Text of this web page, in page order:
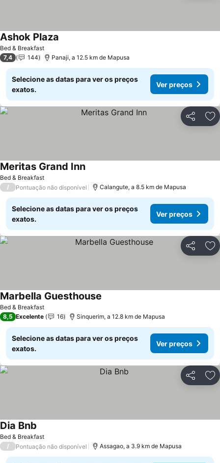
Bed & Breakfast
Ashok Plaza
7,4 144 Panaji, a 12.5 km de Mapusa
Selecione as datas para ver os preços
exatos.
Ver preços
Partilhar
Bed & Breakfast
Meritas Grand InnVer preços
/ Pontuação não disponível Calangute, a 8.5 km de Mapusa
Selecione as datas para ver os preços
exatos.
Ver preços
Partilhar
Bed & Breakfast
Marbella Guesthouse
8,5 Excelente 16 Sinquerim, a 12.8 km de Mapusa
Selecione as datas para ver os preços
exatos.
Ver preços
Partilhar
Bed & Breakfast
Dia Bnb
/ Pontuação não disponível Assagao, a 3.9 km de Mapusa